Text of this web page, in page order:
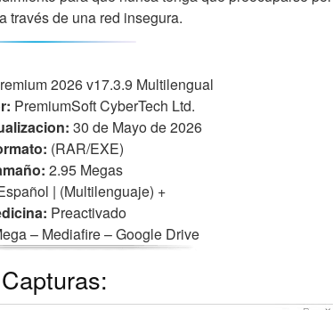
través de una red insegura.
2026 v17.3.9 Multilengual
PremiumSoft CyberTech Ltd.
30 de Mayo de 2026
(RAR/EXE)
2.95 Megas
| (Multilenguaje) +
Preactivado
– Mediafire – Google Drive
Capturas: